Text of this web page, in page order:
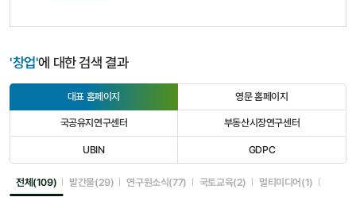
'창업'에 대한 검색 결과
대표 홈페이지
선
택
됨
영문 홈페이지
선
택
안
됨
국공유지연구센터
선
택
안
됨
부동산시장연구센터
선
택
안
됨
UBIN
선
택
안
됨
GDPC
선
택
안
됨
전체(109)선택됨발간물(29)선택안됨
연구원소식(77)선택안됨
국토교육(2) 선택안됨
멀티미디어(1)선택안됨